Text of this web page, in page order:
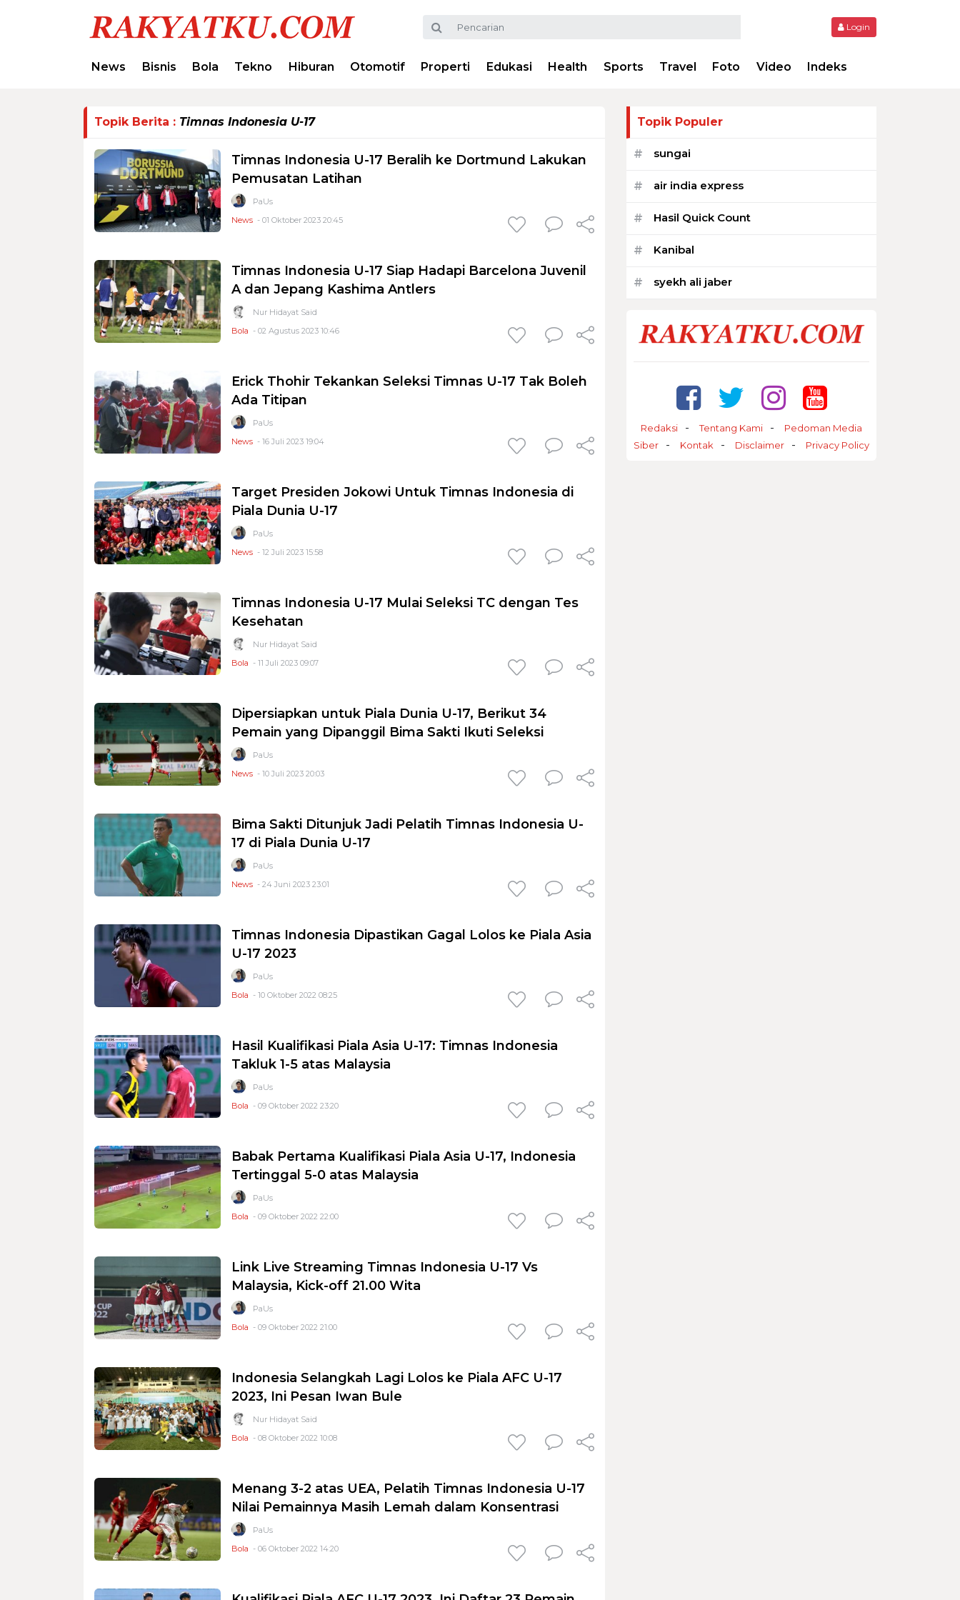
Login
News Bisnis Bola Tekno Hiburan Otomotif Properti Edukasi Health Sports Travel Foto Video Indeks
Topik Berita : Timnas Indonesia U-17
Timnas Indonesia U-17 Beralih ke Dortmund Lakukan
Pemusatan Latihan
PaUs
News - 01 Oktober 2023 20:45
Timnas Indonesia U-17 Siap Hadapi Barcelona Juvenil
A dan Jepang Kashima Antlers
Nur Hidayat Said
Bola - 02 Agustus 2023 10:46
Erick Thohir Tekankan Seleksi Timnas U-17 Tak Boleh
Ada Titipan
PaUs
News - 16 Juli 2023 19:04
Target Presiden Jokowi Untuk Timnas Indonesia di
Piala Dunia U-17
PaUs
News - 12 Juli 2023 15:58
Timnas Indonesia U-17 Mulai Seleksi TC dengan Tes
Kesehatan
Nur Hidayat Said
Bola - 11 Juli 2023 09:07
Dipersiapkan untuk Piala Dunia U-17, Berikut 34
Pemain yang Dipanggil Bima Sakti Ikuti Seleksi
PaUs
News - 10 Juli 2023 20:03
Bima Sakti Ditunjuk Jadi Pelatih Timnas Indonesia U-
17 di Piala Dunia U-17
PaUs
News - 24 Juni 2023 23:01
Timnas Indonesia Dipastikan Gagal Lolos ke Piala Asia
U-17 2023
PaUs
Bola - 10 Oktober 2022 08:25
Hasil Kualifikasi Piala Asia U-17: Timnas Indonesia
Takluk 1-5 atas Malaysia
PaUs
Bola - 09 Oktober 2022 23:20
Babak Pertama Kualifikasi Piala Asia U-17, Indonesia
Tertinggal 5-0 atas Malaysia
PaUs
Bola - 09 Oktober 2022 22:00
Link Live Streaming Timnas Indonesia U-17 Vs
Malaysia, Kick-off 21.00 Wita
PaUs
Bola - 09 Oktober 2022 21:00
Indonesia Selangkah Lagi Lolos ke Piala AFC U-17
2023, Ini Pesan Iwan Bule
Nur Hidayat Said
Bola - 08 Oktober 2022 10:08
Menang 3-2 atas UEA, Pelatih Timnas Indonesia U-17
Nilai Pemainnya Masih Lemah dalam Konsentrasi
PaUs
Bola - 06 Oktober 2022 14:20
Topik Populer
# sungai
# air india express
# Hasil Quick Count
# Kanibal
# syekh ali jaber
Redaksi Tentang Kami
Pedoman Media
Siber
Kontak Disclaimer Privacy Policy